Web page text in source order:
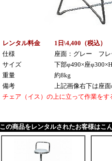
レンタル料金
1日\4,400（税込）
仕様
座面：グレー フレ
サイズ
下部φ490×座
重量
約8kg
備考
上記画像右下は座
チェア（イス）の上に立って作業を
この商品をレンタルされたお客様はこ